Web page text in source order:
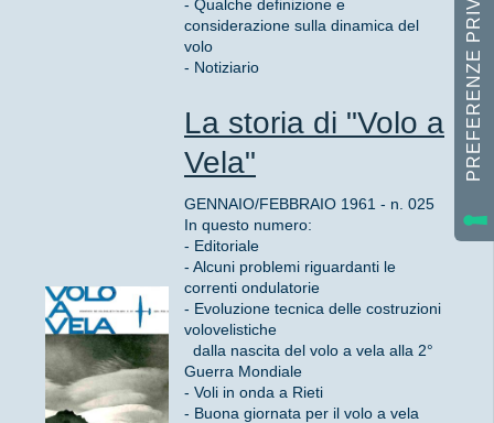
- Qualche definizione e
considerazione sulla dinamica del
volo
- Notiziario
La storia di "Volo a
Vela"
GENNAIO/FEBBRAIO 1961 - n. 025
In questo numero:
- Editoriale
- Alcuni problemi riguardanti le
correnti ondulatorie
- Evoluzione tecnica delle costruzioni
volovelistiche
dalla nascita del volo a vela alla 2°
Guerra Mondiale
- Voli in onda a Rieti
- Buona giornata per il volo a vela